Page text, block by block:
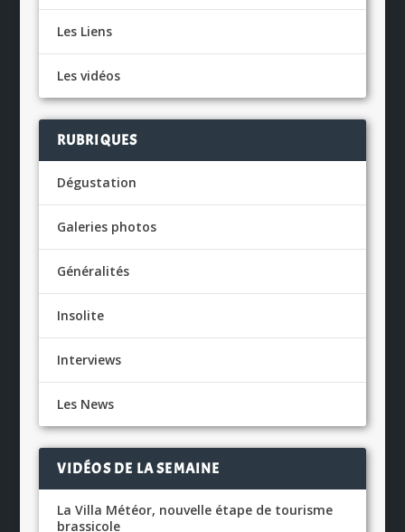
Les Liens
Les vidéos
RUBRIQUES
Dégustation
Galeries photos
Généralités
Insolite
Interviews
Les News
VIDÉOS DE LA SEMAINE
La Villa Météor, nouvelle étape de tourisme
brassicole